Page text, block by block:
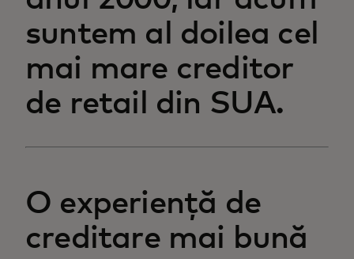
suntem al doilea cel
mai mare creditor
de retail din SUA.
O experiență de
creditare mai bună